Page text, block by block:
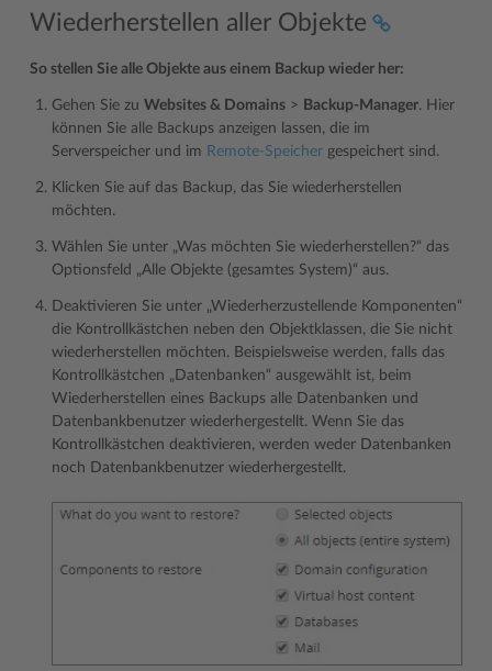
Wiederherstellen aller Objekte
So stellen Sie alle Objekte aus einem Backup wieder her:
Gehen Sie zu Websites & Domains > Backup-Manager. Hier
können Sie alle Backups anzeigen lassen, die im
Serverspeicher und im Remote-Speicher gespeichert sind.
Klicken Sie auf das Backup, das Sie wiederherstellen
möchten.
Wählen Sie unter „Was möchten Sie wiederherstellen?“ das
Optionsfeld „Alle Objekte (gesamtes System)“ aus.
Deaktivieren Sie unter „Wiederherzustellende Komponenten“
die Kontrollkästchen neben den Objektklassen, die Sie nicht
wiederherstellen möchten. Beispielsweise werden, falls das
Kontrollkästchen „Datenbanken“ ausgewählt ist, beim
Wiederherstellen eines Backups alle Datenbanken und
Datenbankbenutzer wiederhergestellt. Wenn Sie das
Kontrollkästchen deaktivieren, werden weder Datenbanken
noch Datenbankbenutzer wiederhergestellt.